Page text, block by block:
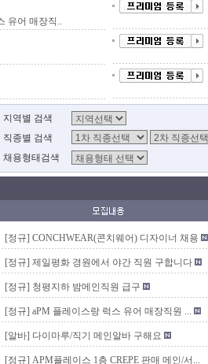
유어 매장직..
지역별 검색
직종별 검색
채용형태검색
[정규] CONCHWEAR(콘치웨어) 디자이너 채용
[정규] 제일평화 경원에서 야간 직원 구합니다
[정규] 청평지하 밤메인직원 급구
[정규] aPM 플레이스랑 럭스 유어 매장직원 ...
[알바] 다이마루/직기 메인알바 구해요
[정규] APM플레이스 1층 CREPE 판매 메인/서...